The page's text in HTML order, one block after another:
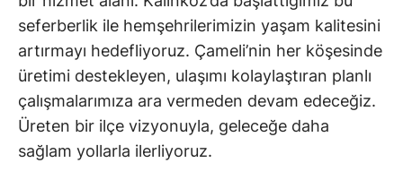
seferberlik ile hemşehrilerimizin yaşam kalitesini
artırmayı hedefliyoruz. Çameli’nin her köşesinde
üretimi destekleyen, ulaşımı kolaylaştıran planlı
çalışmalarımıza ara vermeden devam edeceğiz.
Üreten bir ilçe vizyonuyla, geleceğe daha
sağlam yollarla ilerliyoruz.